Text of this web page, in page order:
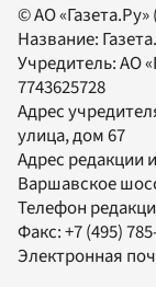
© АО
Название:
Учредитель:АО
7743625728
Адрес
улица, дом 67
Адрес редакции
Варшавское
Телефон
Факс:+7 (495)
Электронная